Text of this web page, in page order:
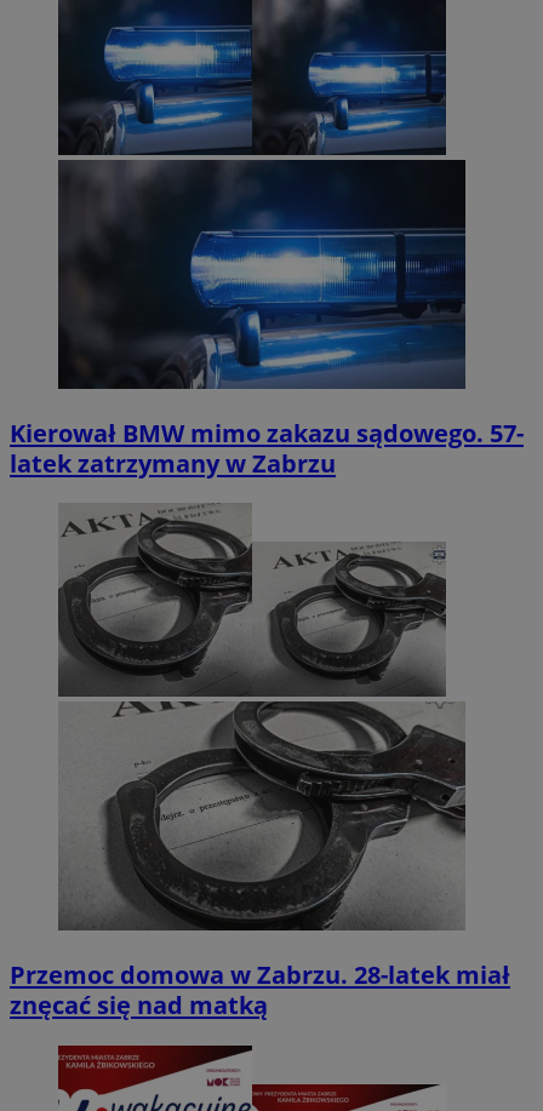
Kierował BMW mimo zakazu sądowego. 57-
latek zatrzymany w Zabrzu
Przemoc domowa w Zabrzu. 28-latek miał
znęcać się nad matką